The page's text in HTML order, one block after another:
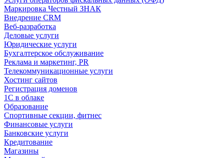
Маркировка Честный ЗНАК
Внедрение CRM
Веб-разработка
Деловые услуги
Юридические услуги
Бухгалтерское обслуживание
Реклама и маркетинг, PR
Телекоммуникационные услуги
Хостинг сайтов
Регистрация доменов
1С в облаке
Образование
Спортивные секции, фитнес
Финансовые услуги
Банковские услуги
Кредитование
Магазины